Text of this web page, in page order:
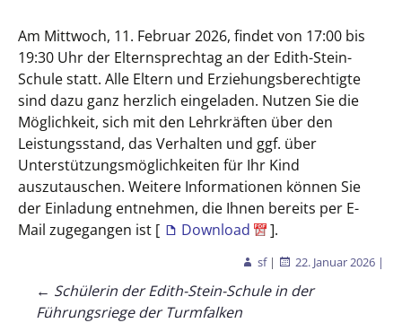
Am Mittwoch, 11. Februar 2026, findet von 17:00 bis
19:30 Uhr der Elternsprechtag an der Edith-Stein-
Schule statt. Alle Eltern und Erziehungsberechtigte
sind dazu ganz herzlich eingeladen. Nutzen Sie die
Möglichkeit, sich mit den Lehrkräften über den
Leistungsstand, das Verhalten und ggf. über
Unterstützungsmöglichkeiten für Ihr Kind
auszutauschen. Weitere Informationen können Sie
der Einladung entnehmen, die Ihnen bereits per E-
Mail zugegangen ist [
Download ].
sf| 22. Januar 2026 |
Beitragsnavigation
← Schülerin der Edith-Stein-Schule in der
Führungsriege der Turmfalken